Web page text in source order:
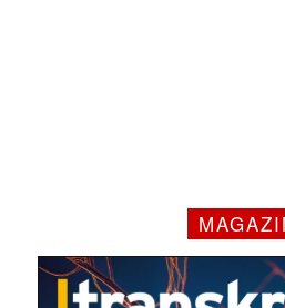
Mit dem
jede Woche